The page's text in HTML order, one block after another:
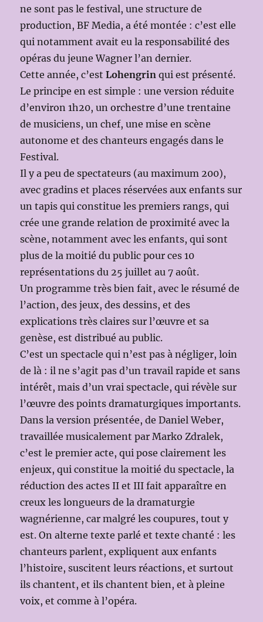
ne sont pas le festival, une structure de
production, BF Media, a été montée : c’est elle
qui notamment avait eu la responsabilité des
opéras du jeune Wagner l’an dernier.
Cette année, c’estLohengrin qui est présenté.
Le principe en est simple : une version réduite
d’environ 1h20, un orchestre d’une trentaine
de musiciens, un chef, une mise en scène
autonome et des chanteurs engagés dans le
Festival.
Il y a peu de spectateurs (au maximum 200),
avec gradins et places réservées aux enfants sur
un tapis qui constitue les premiers rangs, qui
crée une grande relation de proximité avec la
scène, notamment avec les enfants, qui sont
plus de la moitié du public pour ces 10
représentations du 25 juillet au 7 août.
Un programme très bien fait, avec le résumé de
l’action, des jeux, des dessins, et des
explications très claires sur l’œuvre et sa
genèse, est distribué au public.
C’est un spectacle qui n’est pas à négliger, loin
de là : il ne s’agit pas d’un travail rapide et sans
intérêt, mais d’un vrai spectacle, qui révèle sur
l’œuvre des points dramaturgiques importants.
Dans la version présentée, de Daniel Weber,
travaillée musicalement par Marko Zdralek,
c’est le premier acte, qui pose clairement les
enjeux, qui constitue la moitié du spectacle, la
réduction des actes II et III fait apparaître en
creux les longueurs de la dramaturgie
wagnérienne, car malgré les coupures, tout y
est. On alterne texte parlé et texte chanté : les
chanteurs parlent, expliquent aux enfants
l’histoire, suscitent leurs réactions, et surtout
ils chantent, et ils chantent bien, et à pleine
voix, et comme à l’opéra.